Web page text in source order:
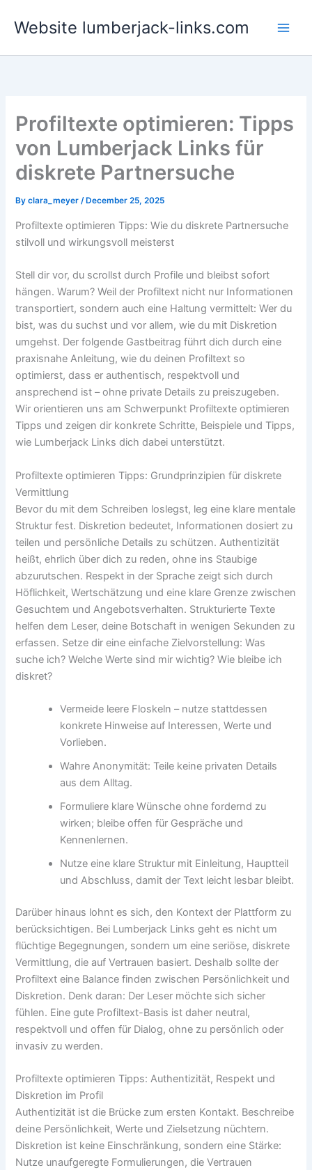
Website lumberjack-links.com
Profiltexte optimieren: Tipps
von Lumberjack Links für
diskrete Partnersuche
Byclara_meyer/ December 25, 2025
Profiltexte optimieren Tipps: Wie du diskrete Partnersuche
stilvoll und wirkungsvoll meisterst
Stell dir vor, du scrollst durch Profile und bleibst sofort
hängen. Warum? Weil der Profiltext nicht nur Informationen
transportiert, sondern auch eine Haltung vermittelt: Wer du
bist, was du suchst und vor allem, wie du mit Diskretion
umgehst. Der folgende Gastbeitrag führt dich durch eine
praxisnahe Anleitung, wie du deinen Profiltext so
optimierst, dass er authentisch, respektvoll und
ansprechend ist – ohne private Details zu preiszugeben.
Wir orientieren uns am Schwerpunkt Profiltexte optimieren
Tipps und zeigen dir konkrete Schritte, Beispiele und Tipps,
wie Lumberjack Links dich dabei unterstützt.
Profiltexte optimieren Tipps: Grundprinzipien für diskrete
Vermittlung
Bevor du mit dem Schreiben loslegst, leg eine klare mentale
Struktur fest. Diskretion bedeutet, Informationen dosiert zu
teilen und persönliche Details zu schützen. Authentizität
heißt, ehrlich über dich zu reden, ohne ins Staubige
abzurutschen. Respekt in der Sprache zeigt sich durch
Höflichkeit, Wertschätzung und eine klare Grenze zwischen
Gesuchtem und Angebotsverhalten. Strukturierte Texte
helfen dem Leser, deine Botschaft in wenigen Sekunden zu
erfassen. Setze dir eine einfache Zielvorstellung: Was
suche ich? Welche Werte sind mir wichtig? Wie bleibe ich
diskret?
Vermeide leere Floskeln – nutze stattdessen
konkrete Hinweise auf Interessen, Werte und
Vorlieben.
Wahre Anonymität: Teile keine privaten Details
aus dem Alltag.
Formuliere klare Wünsche ohne fordernd zu
wirken; bleibe offen für Gespräche und
Kennenlernen.
Nutze eine klare Struktur mit Einleitung, Hauptteil
und Abschluss, damit der Text leicht lesbar bleibt.
Darüber hinaus lohnt es sich, den Kontext der Plattform zu
berücksichtigen. Bei Lumberjack Links geht es nicht um
flüchtige Begegnungen, sondern um eine seriöse, diskrete
Vermittlung, die auf Vertrauen basiert. Deshalb sollte der
Profiltext eine Balance finden zwischen Persönlichkeit und
Diskretion. Denk daran: Der Leser möchte sich sicher
fühlen. Eine gute Profiltext-Basis ist daher neutral,
respektvoll und offen für Dialog, ohne zu persönlich oder
invasiv zu werden.
Profiltexte optimieren Tipps: Authentizität, Respekt und
Diskretion im Profil
Authentizität ist die Brücke zum ersten Kontakt. Beschreibe
deine Persönlichkeit, Werte und Zielsetzung nüchtern.
Diskretion ist keine Einschränkung, sondern eine Stärke:
Nutze unaufgeregte Formulierungen, die Vertrauen